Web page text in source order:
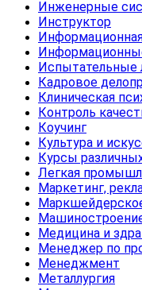
Инженерные
Инструктор
Испытательные
Кадровое
Клиническая
Контроль
Коучинг
Культура и
Курсы
Легкая
Маркетинг,
Медицина и
Менеджер по
Менеджмент
Металлургия